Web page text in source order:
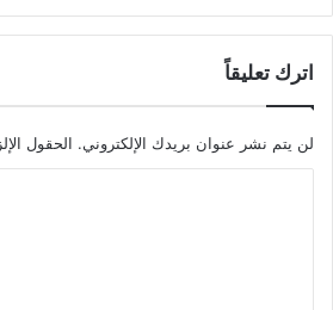
اترك تعليقاً
لن يتم نشر عنوان بريدك الإلكتروني. الحقول